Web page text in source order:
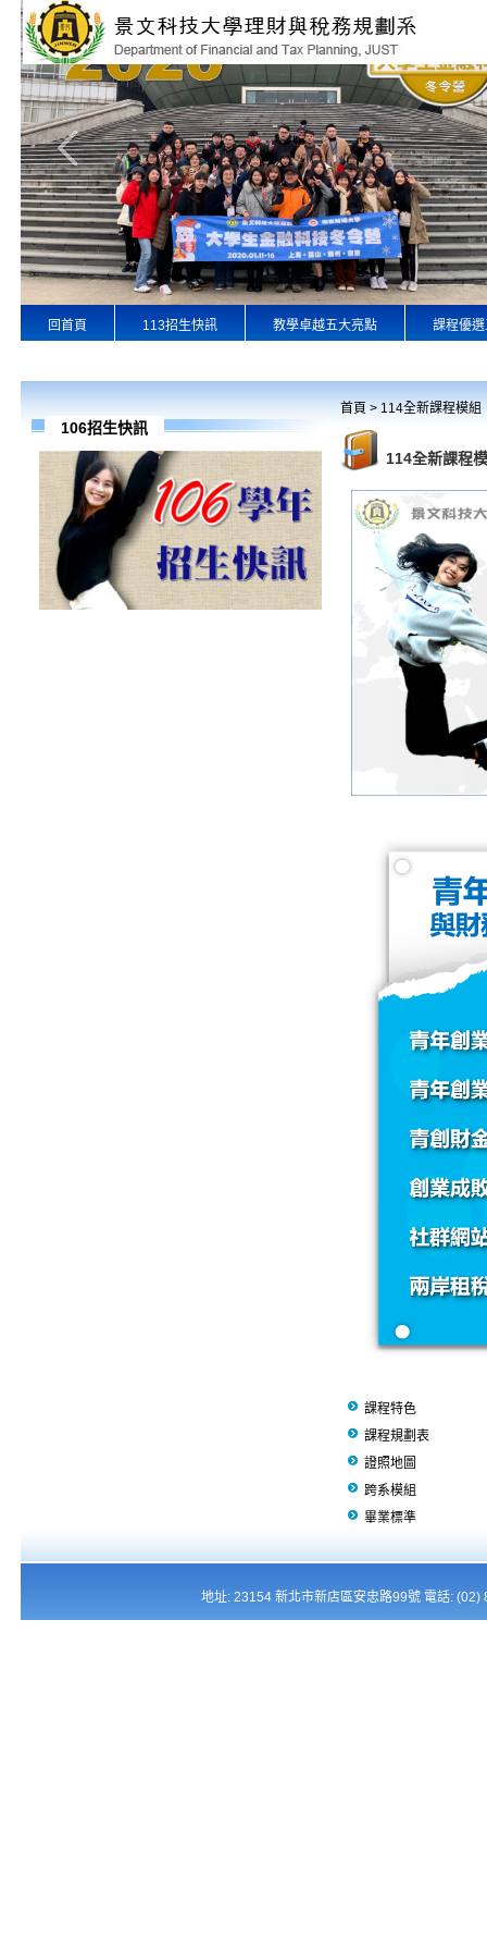
回首頁 113招生快訊 教學卓越五大亮點 課程優
106招生快訊
首頁 > 114全新課程模組
114全新課程
課程特色
課程規劃表
證照地圖
跨系模組
畢業標準
地址: 23154 新北市新店區安忠路99號 電話: